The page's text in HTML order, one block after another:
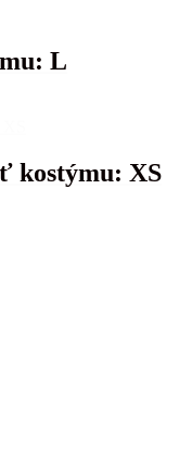
L
kostýmu: XS